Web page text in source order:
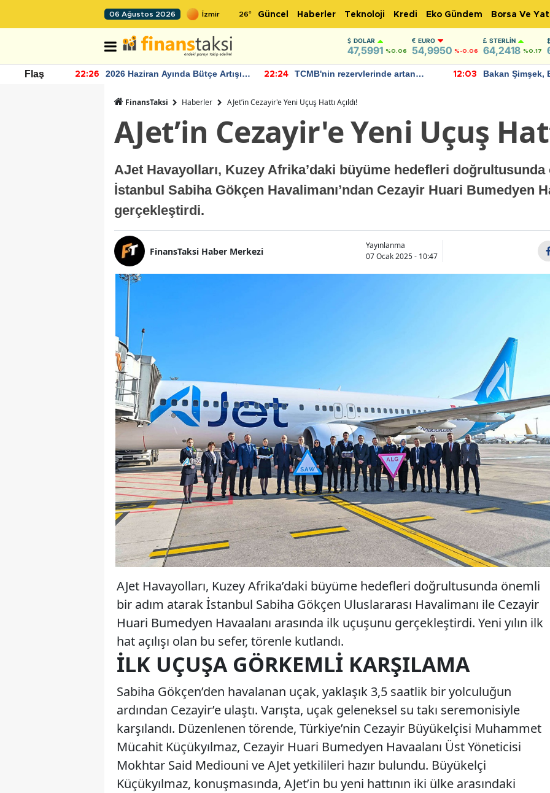
06 Ağustos 2026 26° Güncel Haberler Teknoloji Kredi Eko Gündem Borsa Ve
DOLAR
47,5991 %0.06
EURO
54,9950 %-0.06
STERLIN
64,2418 %0.17
Flaş 22:26
2026 Haziran Ayında Bütçe Artışı
22:24
TCMB'nin rezervlerinde artan
12:03
Bakan Şimşek,
FinansTaksi Haberler AJet’in Cezayir'e Yeni Uçuş Hattı Açıldı!
AJet’in Cezayir'e Yeni Uçuş
AJet Havayolları, Kuzey Afrika’daki büyüme hedefleri
İstanbul Sabiha Gökçen Havalimanı’ndan Cezayir Huari Bumedyen
gerçekleştirdi.
FinansTaksi Haber Merkezi
Yayınlanma
07 Ocak 2025 - 10:47
AJet Havayolları, Kuzey Afrika’daki büyüme hedefleri doğrultusunda önemli
bir adım atarak İstanbul Sabiha Gökçen Uluslararası Havalimanı ile Cezayir
Huari Bumedyen Havaalanı arasında ilk uçuşunu gerçekleştirdi. Yeni yılın ilk
hat açılışı olan bu sefer, törenle kutlandı.
İLK UÇUŞA GÖRKEMLI KARŞILAMA
Sabiha Gökçen’den havalanan uçak, yaklaşık 3,5 saatlik bir yolculuğun
ardından Cezayir’e ulaştı. Varışta, uçak geleneksel su takı seremonisiyle
karşılandı. Düzenlenen törende, Türkiye’nin Cezayir Büyükelçisi Muhammet
Mücahit Küçükyılmaz, Cezayir Huari Bumedyen Havaalanı Üst Yöneticisi
Mokhtar Said Mediouni ve AJet yetkilileri hazır bulundu. Büyükelçi
Küçükyılmaz, konuşmasında, AJet’in bu yeni hattının iki ülke arasındaki